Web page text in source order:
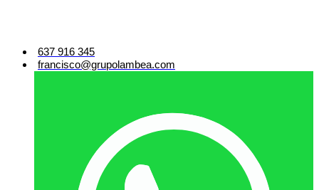
637 916 345
francisco@grupolambea.com